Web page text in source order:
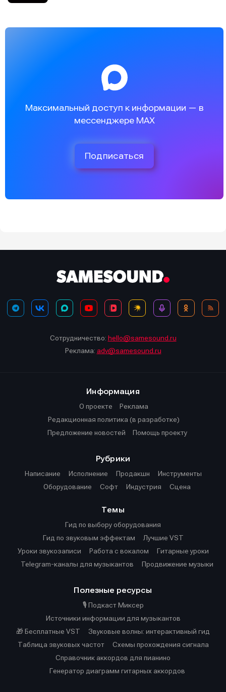
Максимальный доступ к информации — в
мессенджере MAX
Подписаться
Сотрудничество: hello@samesound.ru
Реклама: adv@samesound.ru
Информация
О проекте
Реклама
Редакционная политика (в разработке)
Предложение новостей
Помощь проекту
Рубрики
Написание
Исполнение Продакшн
Инструменты
Оборудование
Софт Индустрия Сцена
Темы
Гид по выбору оборудования
Гид по звуковым эффектам
Лучшие VST
Уроки звукозаписи
Работа с вокалом
Гитарные уроки
Telegram-каналы для музыкантов
Продвижение музыки
Полезные ресурсы
🎙️ Подкаст Миксер
Источники информации для музыкантов
🎁 Бесплатные VST
Звуковые волны: интерактивный гид
Таблица звуковых частот
Cхемы прохождения сигнала
Справочник аккордов для пианино
Генератор диаграмм гитарных аккордов